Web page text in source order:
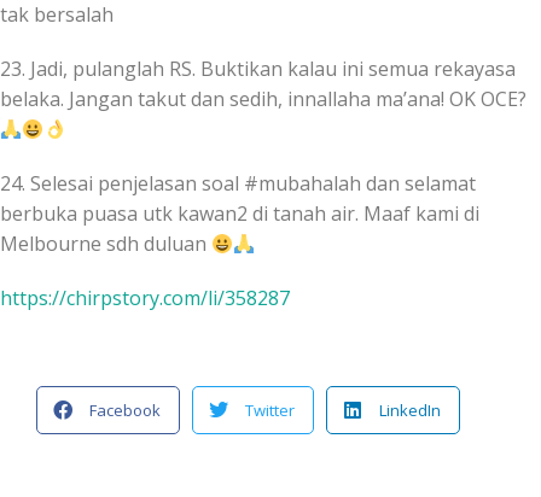
tak bersalah
23. Jadi, pulanglah RS. Buktikan kalau ini semua rekayasa
belaka. Jangan takut dan sedih, innallaha ma’ana! OK OCE?
24. Selesai penjelasan soal #mubahalah dan selamat
berbuka puasa utk kawan2 di tanah air. Maaf kami di
Melbourne sdh duluan
https://chirpstory.com/li/358287
Facebook Twitter LinkedIn